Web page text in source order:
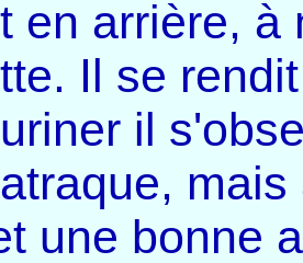
en arrière,
Il se
il
une bonne